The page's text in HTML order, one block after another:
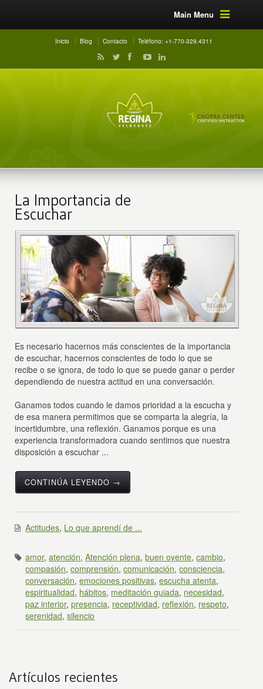
Main Menu
Inicio Blog Contacto Teléfono: +1-770-329.4311
La Importancia de
Escuchar
Es necesario hacernos más conscientes de la importancia
de escuchar, hacernos conscientes de todo lo que se
recibe o se ignora, de todo lo que se puede ganar o perder
dependiendo de nuestra actitud en una conversación.
Ganamos todos cuando le damos prioridad a la escucha y
de esa manera permitimos que se comparta la alegría, la
incertidumbre, una reflexión. Ganamos porque es una
experiencia transformadora cuando sentimos que nuestra
disposición a escuchar ...
CONTINÚA LEYENDO →
Actitudes, Lo que aprendí de ...
amor,atención,Atención plena,buen oyente,cambio,
compasión,comprensión,comunicación,consciencia,
conversación,emociones positivas,escucha atenta,
espiritualidad, hábitos, meditación guiada, necesidad,
paz interior,presencia, receptividad, reflexión, respeto,
serenidad,silencio
Artículos recientes